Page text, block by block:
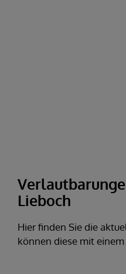
Lieboch
Hier finden Sie die
können diese mit